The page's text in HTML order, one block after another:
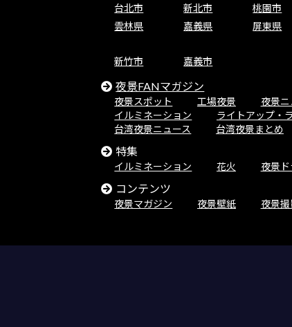
台北市 新北市 桃園市
雲林県
嘉義県 屏東県
新竹市 嘉義市
夜景FANマガジン
夜景スポット 工場夜景 夜景ニ
イルミネーション
ライトアップ・
台湾夜景ニュース
台湾夜景まとめ
特集
イルミネーション 花火 夜景
コンテンツ
夜景マガジン 夜景壁紙 夜景